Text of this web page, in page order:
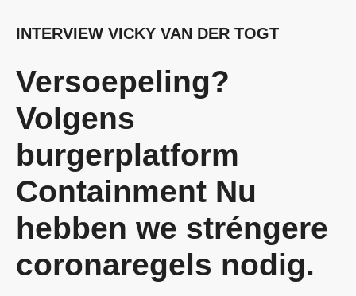
INTERVIEW VICKY VAN DER TOGT
Versoepeling?
Volgens
burgerplatform
Containment Nu
hebben we stréngere
coronaregels nodig.